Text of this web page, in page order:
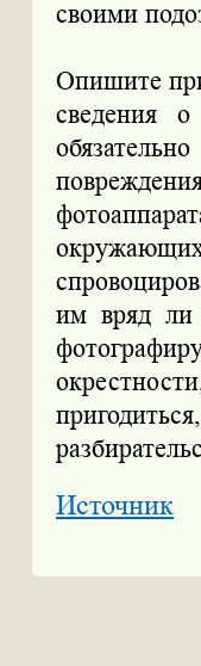
своими
Опишите
сведения
им вряд ли
Источник